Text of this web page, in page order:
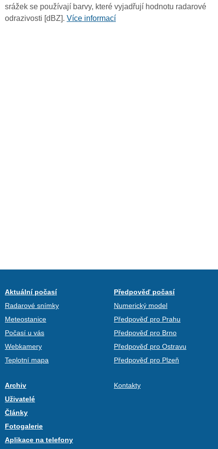
srážek se používají barvy, které vyjadřují hodnotu radarové
odrazivosti [dBZ]. Více informací
Aktuální počasí
Radarové snímky
Meteostanice
Počasí u vás
Webkamery
Teplotní mapa
Předpověď počasí
Numerický model
Předpověď pro Prahu
Předpověď pro Brno
Předpověď pro Ostravu
Předpověď pro Plzeň
Archiv
Uživatelé
Články
Fotogalerie
Aplikace na telefony
Kontakty